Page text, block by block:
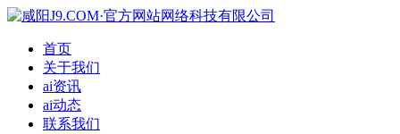
首页
关于我们
ai资讯
ai动态
联系我们